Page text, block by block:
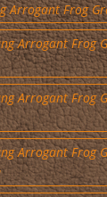
Arrogant Frog
Arrogant Frog
Arrogant Frog
Arrogant Frog